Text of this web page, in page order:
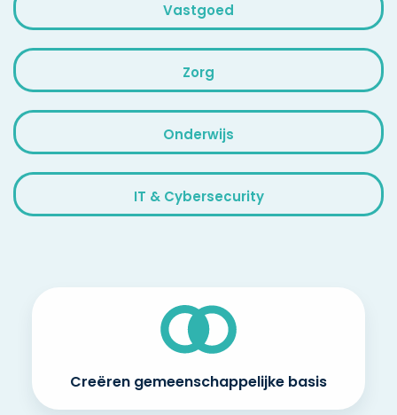
Vastgoed
Zorg
Onderwijs
IT & Cybersecurity
Creëren gemeenschappelijke basis